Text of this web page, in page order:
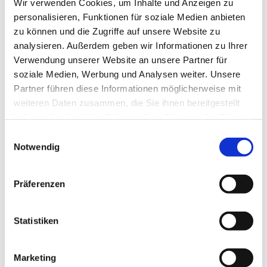
Wir verwenden Cookies, um Inhalte und Anzeigen zu
personalisieren, Funktionen für soziale Medien anbieten
zu können und die Zugriffe auf unsere Website zu
analysieren. Außerdem geben wir Informationen zu Ihrer
Verwendung unserer Website an unsere Partner für
soziale Medien, Werbung und Analysen weiter. Unsere
Partner führen diese Informationen möglicherweise mit
weiteren Daten zusammen, die Sie ihnen bereitgestellt
Notwendig
Präferenzen
Statistiken
Marketing
Zur Erhebung und Speicherung der Nutzungsdaten setzen
wir auch Cookies ein.
Dabei handelt es sich um kleine Textdateien, die auf Ihrem
Computer gespeichert werden und zur Speicherung von
statistischen Information wie Betriebssystem, Ihrem
Internetbenutzungsprogramm (Browser), IP-Adresse, der
zuvor aufgerufene Webseite (Referrer-URL) und der Uhrzeit
statistischen Zwecken, um unseren Internetauftritt weiter
zu optimieren und unsere Internetangebote noch attraktiver
anonymisierter oder pseudonymisierter Form und lässt